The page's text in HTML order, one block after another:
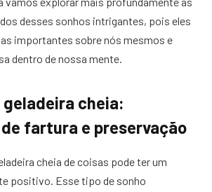
desses sonhos intrigantes, pois eles
importantes sobre nós mesmos e
dentro de nossa mente.
geladeira cheia:
fartura e preservação
cheia de coisas pode ter um
positivo. Esse tipo de sonho